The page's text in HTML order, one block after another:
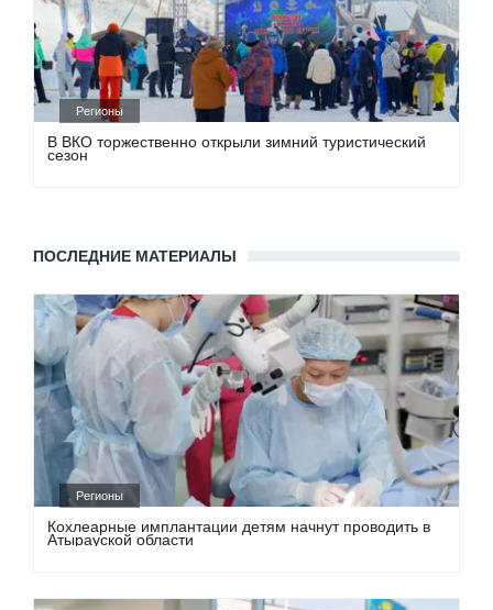
Регионы
В ВКО торжественно открыли зимний туристический
сезон
ПОСЛЕДНИЕ МАТЕРИАЛЫ
Регионы
Кохлеарные имплантации детям начнут проводить в
Атырауской области